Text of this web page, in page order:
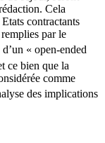
Cela
contractants
par le
« open-ended
ce bien que la
comme
des implications